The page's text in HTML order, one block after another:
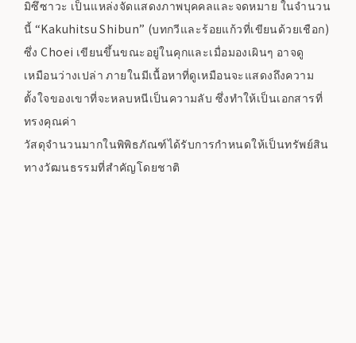
มิซึซาวะ เป็นแหล่งจัดแสดงภาพบุคคลและจดหมาย ในจำนวน
นี้ “Kakuhitsu Shibun” (บทกวีและร้อยแก้วที่เขียนด้วยเชือก)
ซึ่ง Choei เขียนขึ้นขณะอยู่ในคุกและเมื่อมองเผินๆ อาจดู
เหมือนว่างเปล่า ภายในมีเนื้อหาที่ดูเหมือนจะแสดงถึงความ
ตั้งใจของเขาที่จะหลบหนีเป็นความลับ ซึ่งทำให้เป็นเอกสารที่
ทรงคุณค่า
วัสดุจำนวนมากในพิพิธภัณฑ์ได้รับการกำหนดให้เป็นทรัพย์สิน
ทางวัฒนธรรมที่สำคัญโดยชาติ